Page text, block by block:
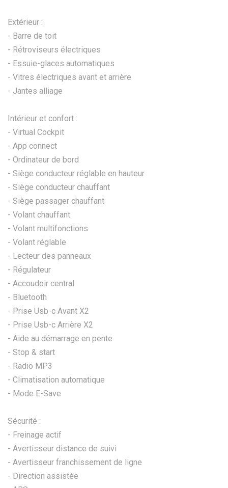
Extérieur :
- Barre de toit
- Rétroviseurs électriques
- Essuie-glaces automatiques
- Vitres électriques avant et arrière
- Jantes alliage
Intérieur et confort :
- Virtual Cockpit
- App connect
- Ordinateur de bord
- Siège conducteur réglable en hauteur
- Siège conducteur chauffant
- Siège passager chauffant
- Volant chauffant
- Volant multifonctions
- Volant réglable
- Lecteur des panneaux
- Régulateur
- Accoudoir central
- Bluetooth
- Prise Usb-c Avant X2
- Prise Usb-c Arrière X2
- Aide au démarrage en pente
- Stop & start
- Radio MP3
- Climatisation automatique
- Mode E-Save
Sécurité :
- Freinage actif
- Avertisseur distance de suivi
- Avertisseur franchissement de ligne
- Direction assistée